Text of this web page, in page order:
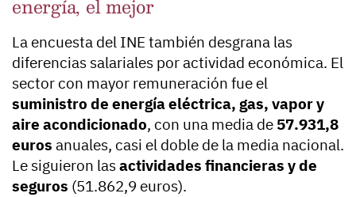
energía, el mejor
La encuesta del INE también desgrana las
diferencias salariales por actividad económica. El
sector con mayor remuneración fue el
suministro de energía eléctrica, gas, vapor y
aire acondicionado, con una media de 57.931,8
euros anuales, casi el doble de la media nacional.
Le siguieron lasactividades financieras y de
seguros (51.862,9 euros).